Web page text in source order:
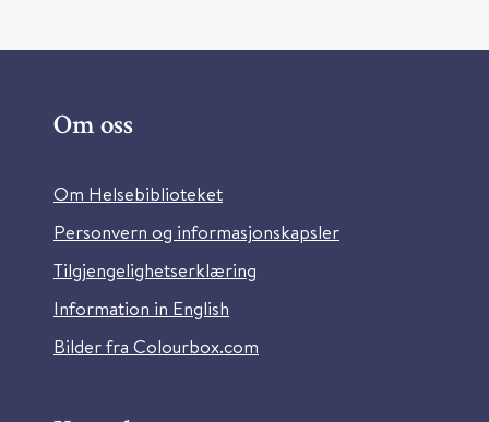
Om oss
Om Helsebiblioteket
Personvern og informasjonskapsler
Tilgjengelighetserklæring
Information in English
Bilder fra Colourbox.com